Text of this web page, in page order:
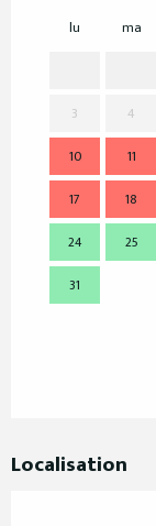
lu ma
3
4
10
11
17
18
24
25
31
Localisation